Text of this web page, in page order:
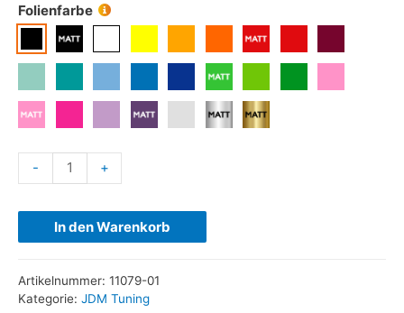
Folienfarbe
- +
In den Warenkorb
Artikelnummer: 11079-01
Kategorie: JDM Tuning